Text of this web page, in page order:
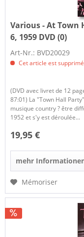
Various - At Town
6, 1959 DVD (0)
Art-Nr.: BVD20029
Cet article est
(DVD avec livret de 12
87:01) La "Town Hall
musique country ? être
1952 et s'y est déroulée...
19,95 €
mehr
Mémoriser